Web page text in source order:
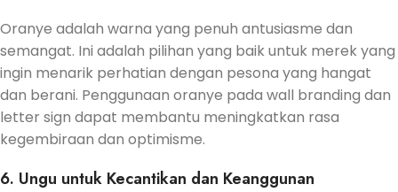
Oranye adalah warna yang penuh antusiasme dan
semangat. Ini adalah pilihan yang baik untuk merek yang
ingin menarik perhatian dengan pesona yang hangat
dan berani. Penggunaan oranye pada wall branding dan
letter sign dapat membantu meningkatkan rasa
kegembiraan dan optimisme.
6. Ungu untuk Kecantikan dan Keanggunan